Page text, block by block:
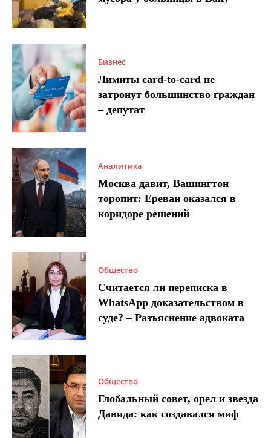
Бизнес
Лимиты card-to-card не
затронут большинство граждан
– депутат
Аналитика
Москва давит, Вашингтон
торопит: Ереван оказался в
коридоре решений
Общество
Считается ли переписка в
WhatsApp доказательством в
суде? – Разъяснение адвоката
Общество
Глобальный совет, орел и звезда
Давида: как создавался миф